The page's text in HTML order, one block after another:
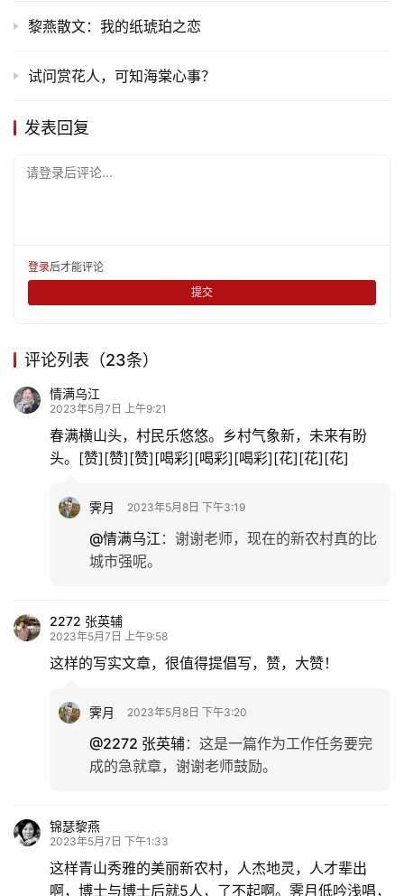
情
游
育
乐
更
多
黎燕散文：我的纸琥珀之恋
试问赏花人，可知海棠心事？
发表回复
请登录后评论...
登录后才能评论
提交
评论列表（23条）
情满乌江
2023年5月7日 上午9:21
春满横山头，村民乐悠悠。乡村气象新，未来有盼
头。[赞][赞][赞][喝彩][喝彩][喝彩][花][花][花]
霁月 2023年5月8日 下午3:19
@情满乌江 ： 谢谢老师，现在的新农村真的比
城市强呢。
2272 张英辅
2023年5月7日 上午9:58
这样的写实文章，很值得提倡写，赞，大赞！
霁月 2023年5月8日 下午3:20
@2272 张英辅： 这是一篇作为工作任务要完
成的急就章，谢谢老师鼓励。
锦瑟黎燕
2023年5月7日 下午1:33
这样青山秀雅的美丽新农村，人杰地灵，人才辈出
啊，博士与博士后就5人，了不起啊。霁月低吟浅唱，